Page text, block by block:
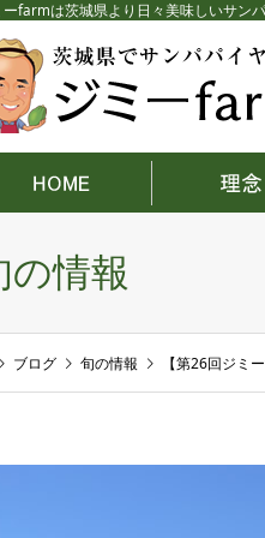
ーfarmは茨城県より日々美味しいサン
の情報
ブログ 旬の情報 【第26回ジミ